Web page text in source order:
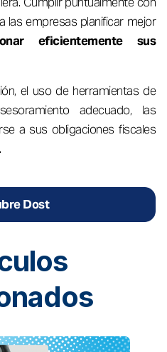
las empresas planificar mejor
eficientemente sus
el uso de herramientas de
adecuado, las
a sus obligaciones fiscales
Dost